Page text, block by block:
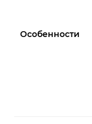
Особенности